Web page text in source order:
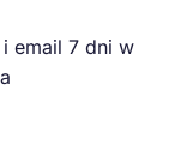
email 7 dni w